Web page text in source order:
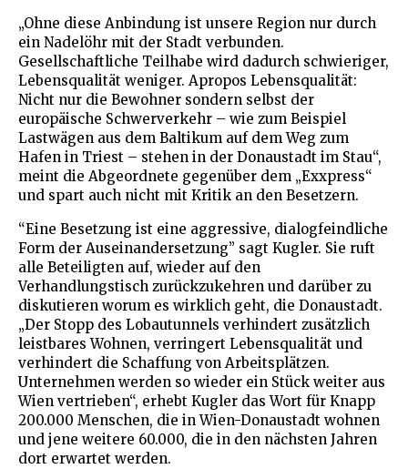
„Ohne diese Anbindung ist unsere Region nur durch
ein Nadelöhr mit der Stadt verbunden.
Gesellschaftliche Teilhabe wird dadurch schwieriger,
Lebensqualität weniger. Apropos Lebensqualität:
Nicht nur die Bewohner sondern selbst der
europäische Schwerverkehr – wie zum Beispiel
Lastwägen aus dem Baltikum auf dem Weg zum
Hafen in Triest – stehen in der Donaustadt im Stau“,
meint die Abgeordnete gegenüber dem „Exxpress“
und spart auch nicht mit Kritik an den Besetzern.
“Eine Besetzung ist eine aggressive, dialogfeindliche
Form der Auseinandersetzung” sagt Kugler. Sie ruft
alle Beteiligten auf, wieder auf den
Verhandlungstisch zurückzukehren und darüber zu
diskutieren worum es wirklich geht, die Donaustadt.
„Der Stopp des Lobautunnels verhindert zusätzlich
leistbares Wohnen, verringert Lebensqualität und
verhindert die Schaffung von Arbeitsplätzen.
Unternehmen werden so wieder ein Stück weiter aus
Wien vertrieben“, erhebt Kugler das Wort für Knapp
200.000 Menschen, die in Wien-Donaustadt wohnen
und jene weitere 60.000, die in den nächsten Jahren
dort erwartet werden.